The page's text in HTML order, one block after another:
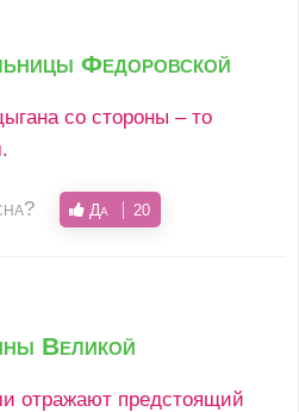
Федоровской
со стороны – то
Да 20
Великой
отражают предстоящий